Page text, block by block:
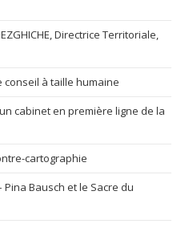
Directrice Territoriale,
conseil à taille humaine
cabinet en première ligne de la
cartographie
Bausch et le Sacre du